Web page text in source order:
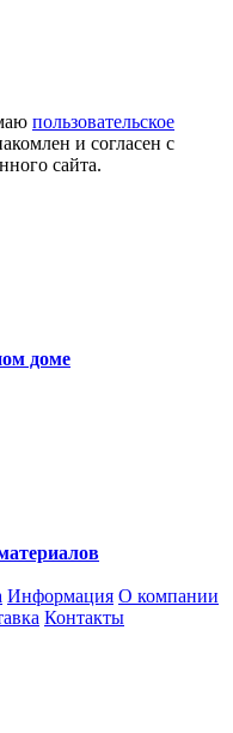
пользовательское
и согласен с
сайта.
доме
Информация О компании
Контакты